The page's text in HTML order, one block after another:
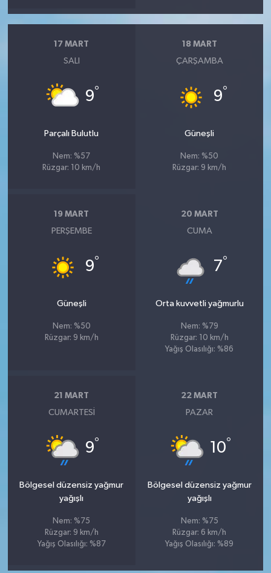
17 MART
SALI
9°
Parçalı Bulutlu
Nem: %57
Rüzgar: 10 km/h
18 MART
ÇARŞAMBA
9°
Güneşli
Nem: %50
Rüzgar: 9 km/h
19 MART
PERŞEMBE
9°
Güneşli
Nem: %50
Rüzgar: 9 km/h
20 MART
CUMA
7°
Orta kuvvetli yağmurlu
Nem: %79
Rüzgar: 10 km/h
Yağış Olasılığı: %86
21 MART
CUMARTESI
9°
Bölgesel düzensiz yağmur
yağışlı
Nem: %75
Rüzgar: 9 km/h
Yağış Olasılığı: %87
22 MART
PAZAR
10°
Bölgesel düzensiz yağmur
yağışlı
Nem: %75
Rüzgar: 6 km/h
Yağış Olasılığı: %89